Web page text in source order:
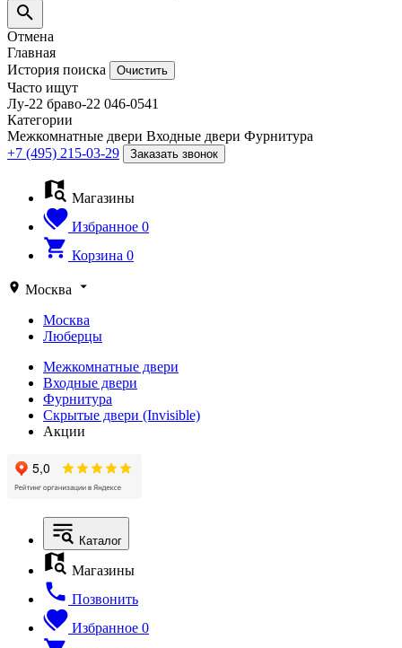
Отмена
Главная
История поиска
Очистить
Часто ищут
Лу-22 браво-22 046-0541
Категории
Межкомнатные двери Входные двери Фурнитура
+7 (495) 215-03-29
Заказать звонок
Магазины
Избранное 0
Корзина 0
Москва
Москва
Люберцы
Межкомнатные двери
Входные двери
Фурнитура
Скрытые двери (Invisible)
Акции
Каталог
Магазины
Позвонить
Избранное 0